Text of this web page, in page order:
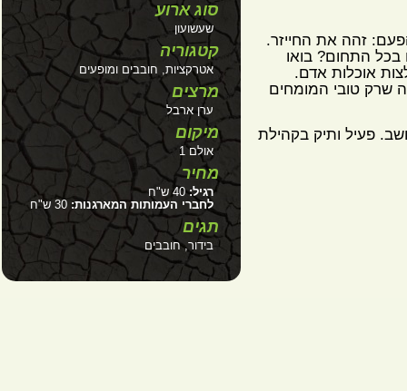
זהה את החייזר.
התחום? בואו
אוכלות אדם.
שרק טובי המומחים
פעיל ותיק בקהילת
סוג ארוע
שעשועון
קטגוריה
אטרקציות, חובבים ומופעים
מרצים
ערן ארבל
מיקום
אולם 1
מחיר
רגיל:40 ש"ח
לחברי העמותות המארגנות:30 ש"ח
תגים
בידור, חובבים